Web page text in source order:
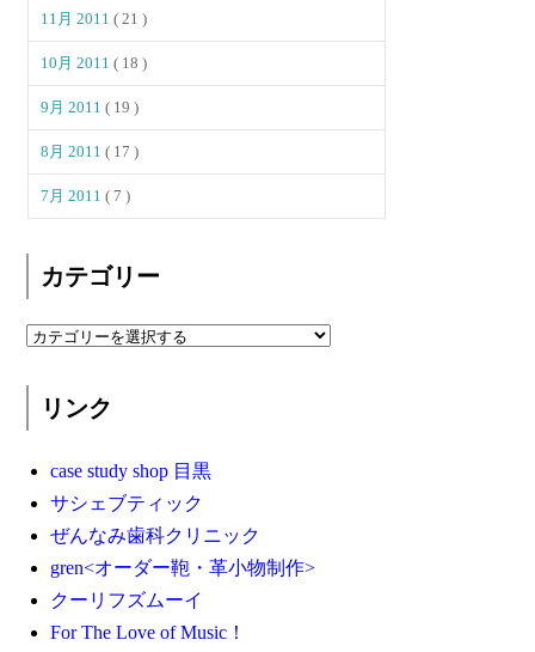
11月 2011( 21 )
10月 2011( 18 )
9月 2011( 19 )
8月 2011( 17 )
7月 2011( 7 )
カテゴリー
リンク
case study shop 目黒
サシェブティック
ぜんなみ歯科クリニック
gren<オーダー鞄・革小物制作>
クーリフズムーイ
For The Love of Music！